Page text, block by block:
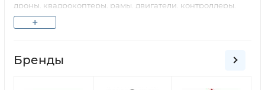
дроны, квадрокоптеры, рамы, двигатели, контроллеры,
антенны, системы передачи видео, батареи, зарядные
устройства, запчасти, аксессуары и многое другое. Вы
дрона. Маркетплейс UAV станет вашей главной
+
Бренды